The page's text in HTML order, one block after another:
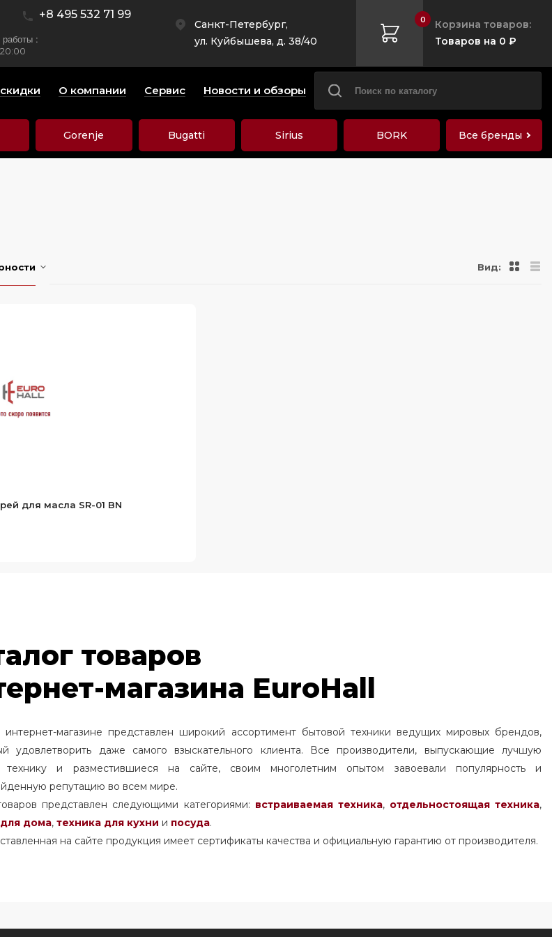
+8 495 532 71 99
:
Санкт-Петербург,
ул. Куйбышева, д. 38/40
0
Корзина товаров:
Товаров на 0 ₽
О компании Сервис Новости и обзоры
Gorenje Bugatti Sirius BORK Все бренды
Вид:
для масла SR-01 BN
товаров
магазина EuroHall
магазине представлен широкий ассортимент бытовой техники ведущих мировых брендов,
удовлетворить даже самого взыскательного клиента. Все производители, выпускающие лучшую
технику и разместившиеся на сайте, своим многолетним опытом завоевали популярность и
репутацию во всем мире.
представлен следующими категориями: встраиваемая техника, отдельностоящаятехника,
дома, техника для кухни и посуда.
на сайте продукция имеет сертификаты качества и официальную гарантию от производителя.